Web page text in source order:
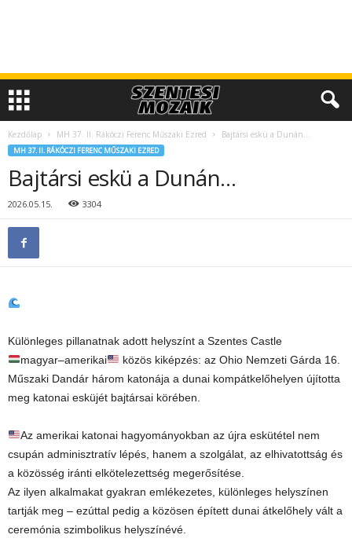
Kezdőlap MH 37. II. Rákóczi Ferenc Műszaki Ezred Bajtársi eskü a Dunán…
MH 37. II. RÁKÓCZI FERENC MŰSZAKI EZRED
Bajtársi eskü a Dunán…
2026.05.15. 3304
Különleges pillanatnak adott helyszínt a Szentes Castle
magyar–amerikai
közös kiképzés: az Ohio Nemzeti Gárda 16.
Műszaki Dandár három katonája a dunai kompátkelőhelyen újította
meg katonai esküjét bajtársai körében.
Az amerikai katonai hagyományokban az újra eskütétel nem
csupán adminisztratív lépés, hanem a szolgálat, az elhivatottság és
a közösség iránti elkötelezettség megerősítése.
Az ilyen alkalmakat gyakran emlékezetes, különleges helyszínen
tartják meg – ezúttal pedig a közösen épített dunai átkelőhely vált a
ceremónia szimbolikus helyszínévé.